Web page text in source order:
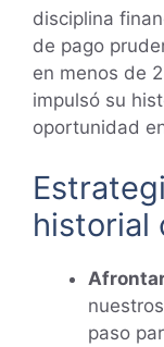
disciplina
de pago
en menos de
impulsó su
oportunidad
historial
paso